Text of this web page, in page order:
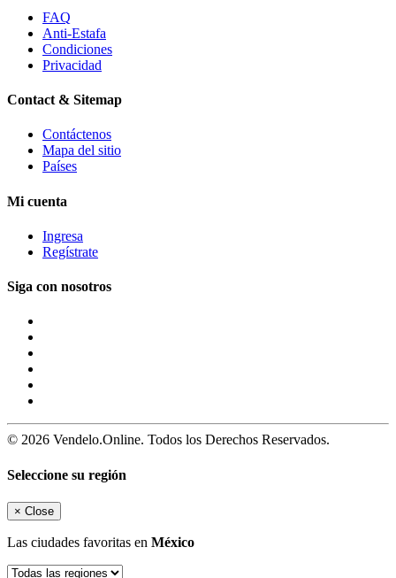
FAQ
Anti-Estafa
Condiciones
Privacidad
Contact & Sitemap
Contáctenos
Mapa del sitio
Países
Mi cuenta
Ingresa
Regístrate
Siga con nosotros
© 2026 Vendelo.Online. Todos los Derechos Reservados.
Seleccione su región
× Close
Las ciudades favoritas en México